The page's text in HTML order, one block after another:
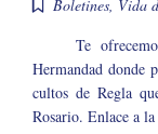
Boletines, Vida
Te
Hermandad donde
cultos de Regla
Rosario. Enlace a